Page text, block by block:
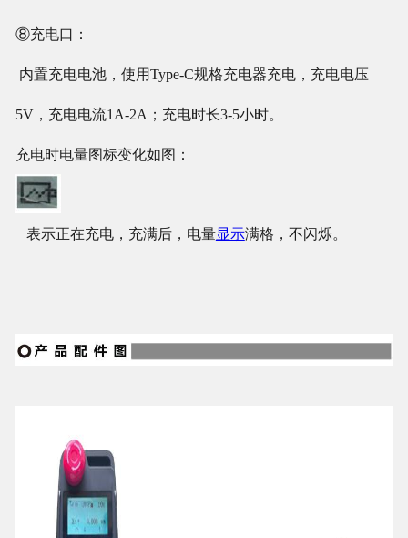
⑧充电口：
内置充电电池，使用Type-C规格充电器充电，充电电压
5V，充电电流1A-2A；充电时长3-5小时。
充电时电量图标变化如图：
表示正在充电，充满后，电量显示满格，不闪烁。